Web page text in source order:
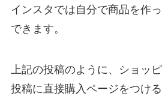
インスタでは自分で商品を作
できます。
上記の投稿のように、ショッ
投稿に直接購入ページをつけ